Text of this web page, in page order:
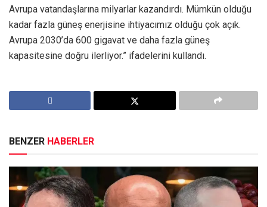
Avrupa vatandaşlarına milyarlar kazandırdı. Mümkün olduğu
kadar fazla güneş enerjisine ihtiyacımız olduğu çok açık.
Avrupa 2030’da 600 gigavat ve daha fazla güneş
kapasitesine doğru ilerliyor.” ifadelerini kullandı.
BENZER HABERLER